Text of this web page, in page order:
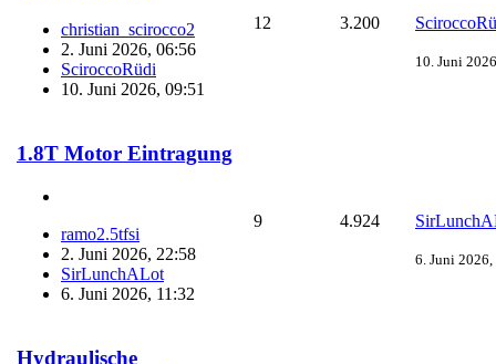
christian_scirocco2
2. Juni 2026, 06:56
SciroccoRüdi
10. Juni 2026, 09:51
12 3.200
10. Juni
1.8T Motor Eintragung
ramo2.5tfsi
2. Juni 2026, 22:58
SirLunchALot
6. Juni 2026, 11:32
9 4.924
6. Juni
Hydraulische